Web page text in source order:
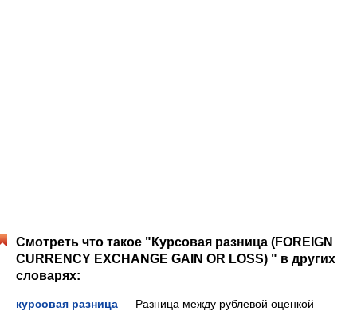
Смотреть что такое "Курсовая разница (FOREIGN
CURRENCY EXCHANGE GAIN OR LOSS) " в других
словарях:
курсовая разница — Разница между рублевой оценкой